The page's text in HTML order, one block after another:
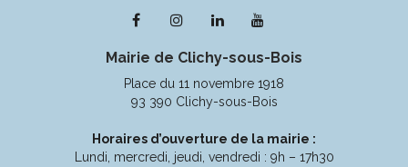
Lien
le
compte
Facebook
Lien
le
compte
Instagram
Lien
le
compte
Linkedin
la
chaîne
Youtube
Mairie de Clichy-sous-Bois
Place du 11 novembre 1918
93 390 Clichy-sous-Bois
Horaires d’ouverture de la mairie :
Lundi, mercredi, jeudi, vendredi : 9h – 17h30